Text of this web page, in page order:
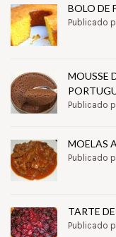
BOLO DE
Publicado
MOUSSE
Publicado
MOELAS
Publicado
TARTE
Publicado